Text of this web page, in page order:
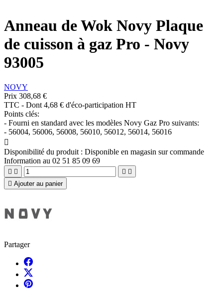
Anneau de Wok Novy Plaque
de cuisson à gaz Pro - Novy
93005
NOVY
Prix 308,68 €
TTC - Dont 4,68 € d'éco-participation HT
Points clés:
- Fourni en standard avec les modèles Novy Gaz Pro suivants:
- 56004, 56006, 56008, 56010, 56012, 56014, 56016

Disponibilité du produit : Disponible en magasin sur commande
Information au 02 51 85 09 69
   
 Ajouter au panier
Partager